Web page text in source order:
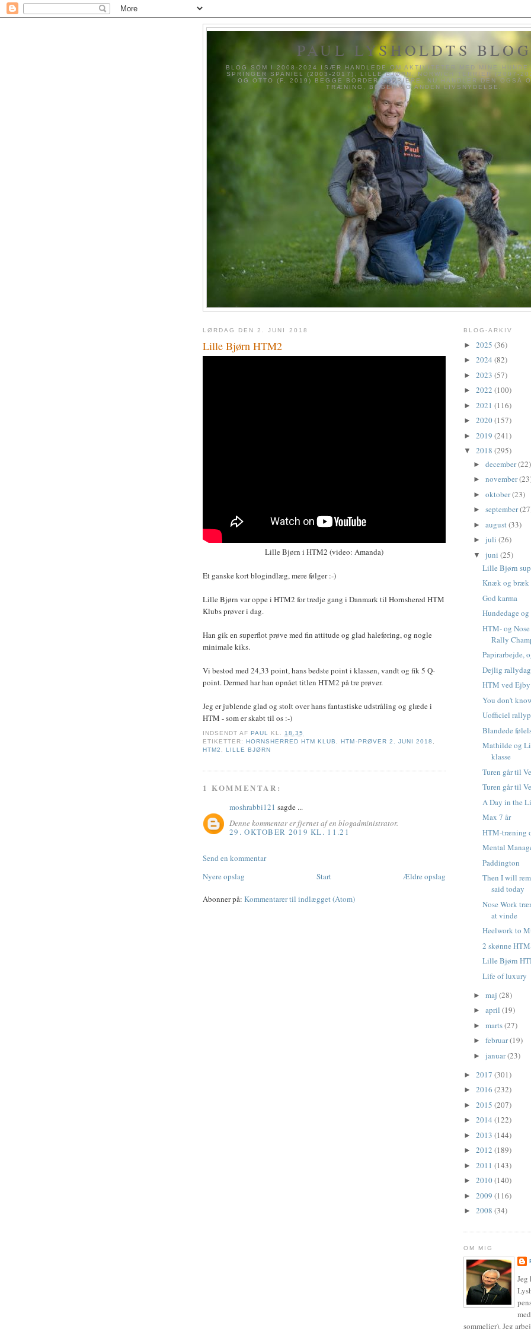
PAUL LYSHOLDTS BLOG
BLOG SOM I 2008-2024 ISÆR HANDLEDE OM AKTIVITETER MED MINE HUNDE
SPRINGER SPANIEL (2003-2017), LILLE BJØRN, NORWICH TERRIER (2007-
OG OTTO (F. 2019) BEGGE BORDER TERRIERE. NU HANDLER DEN OGSÅ
TRÆNING, BØGER OG ANDEN LIVSNYDELSE.
LØRDAG DEN 2. JUNI 2018
Lille Bjørn HTM2
Lille Bjørn i HTM2 (video: Amanda)
Et ganske kort blogindlæg, mere følger :-)
Lille Bjørn var oppe i HTM2 for tredje gang i Danmark til Hornshered HTM
Klubs prøver i dag.
Han gik en superflot prøve med fin attitude og glad haleføring, og nogle
minimale kiks.
Vi bestod med 24,33 point, hans bedste point i klassen, vandt og fik 5 Q-
point. Dermed har han opnået titlen HTM2 på tre prøver.
Jeg er jublende glad og stolt over hans fantastiske udstråling og glæde i
HTM - som er skabt til os :-)
INDSENDT AF PAUL KL.18.35
ETIKETTER: HORNSHERRED HTM KLUB , HTM-PRØVER 2. JUNI 2018 ,
HTM2 , LILLE BJØRN
1 KOMMENTAR:
moshrabbi121 sagde ...
Denne kommentar er fjernet af en blogadministrator.
29. OKTOBER 2019 KL. 11.21
Send en kommentar
Nyere opslag
Ældre opslag
Start
Abonner på: Kommentarer til indlægget (Atom)
BLOG-ARKIV
► 2025 (36)
► 2024 (82)
► 2023 (57)
► 2022 (100)
► 2021 (116)
► 2020(157)
► 2019 (241)
▼ 2018 (295)
► december(22)
► november
► oktober(23)
► september
► august (33)
► juli (26)
▼ juni (25)
Lille Bjørn
Knæk og bræk
God karma
Hundedage
HTM- og
Rally
Papirarbejde,
Dejlig
HTM ved
You don't
Uofficiel
Blandede
Mathilde og
klasse
Turen går til
Turen går til
A Day in the
Max 7 år
HTM-træning
Mental
Paddington
Then I will
said today
Nose Work
at vinde
Heelwork to
2 skønne
Lille Bjørn
Life of luxury
► maj (28)
► april (19)
► marts(27)
► februar(19)
► januar(23)
► 2017 (301)
► 2016 (232)
► 2015 (207)
► 2014 (122)
► 2013 (144)
► 2012 (189)
► 2011 (143)
► 2010(140)
► 2009 (116)
► 2008 (34)
OM MIG
Jeg
sommelier). Jeg